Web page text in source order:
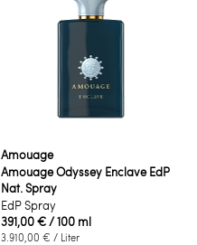
Amouage
Amouage Odyssey Enclave EdP
Nat. Spray
EdP Spray
391,00 €/ 100 ml
3.910,00 € / Liter